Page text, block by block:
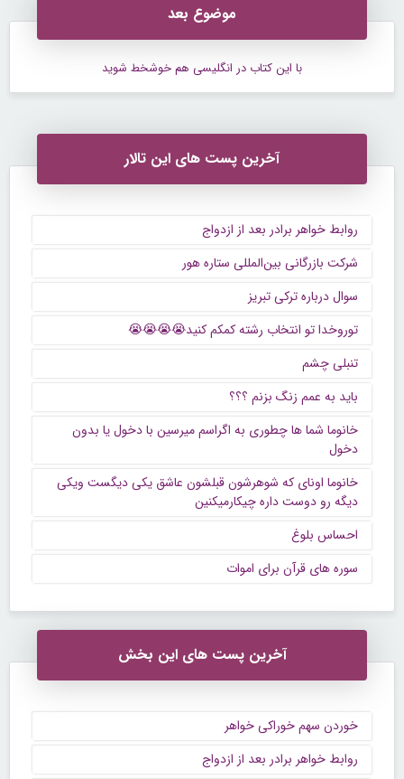
موضوع بعد
با این کتاب در انگلیسی هم خوشخط شوید
آخرین پست های این تالار
روابط خواهر برادر بعد از ازدواج
شرکت بازرگانی بین‌المللی ستاره هور
سوال درباره ترکی تبریز
توروخدا تو انتخاب رشته کمکم کنید😭😭😭😭
تنبلی چشم
باید به عمم زنگ بزنم ؟؟؟
خانوما شما ها چطوری به اگراسم میرسین با دخول یا بدون
دخول
خانوما اونای که شوهرشون قبلشون عاشق یکی دیگست ویکی
دیگه رو دوست داره چیکارمیکنین
احساس بلوغ
سوره های قرآن برای اموات
آخرین پست های این بخش
خوردن سهم خوراکی خواهر
روابط خواهر برادر بعد از ازدواج